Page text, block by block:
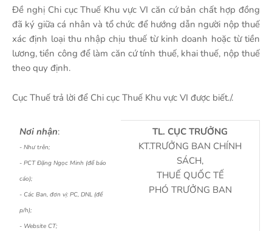
Đề nghị Chi cục Thuế Khu vực VI căn cứ bản chất hợp đồng
đã ký giữa cá nhân và tổ chức để hướng dẫn người nộp thuế
xác định loại thu nhập chịu thuế từ kinh doanh hoặc từ tiền
lương, tiền công để làm căn cứ tính thuế, khai thuế, nộp thuế
theo quy định.
Cục Thuế trả lời để Chi cục Thuế Khu vực VI được biết./.
Nơi nhận:
- Như trên;
- PCT Đặng Ngọc Minh (để báo
cáo);
- Các Ban, đơn vị: PC, DNL (để
p/h);
- Website CT;
TL. CỤC TRƯỞNG
KT.TRƯỞNG BAN CHÍNH
SÁCH,
THUẾ QUỐC TẾ
PHÓ TRƯỞNG BAN